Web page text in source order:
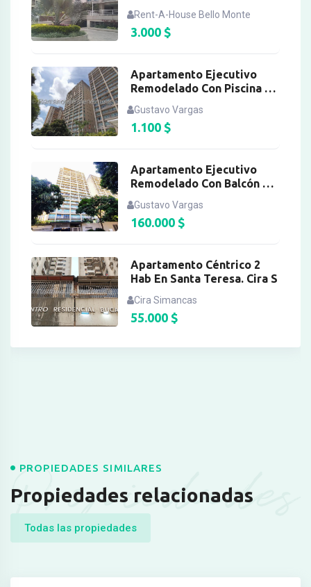
Rent-A-House Bello Monte
3.000 $
Apartamento Ejecutivo
Remodelado Con Piscina En
Gustavo Vargas
1.100 $
Apartamento Ejecutivo
Remodelado Con Balcón En
Gustavo Vargas
160.000 $
Apartamento Céntrico 2
Hab En Santa Teresa. Cira S
Cira Simancas
55.000 $
Propiedades
PROPIEDADES SIMILARES
Propiedades relacionadas
Todas las propiedades